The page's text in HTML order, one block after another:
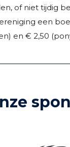
of niet tijdig
een
en € 2,50